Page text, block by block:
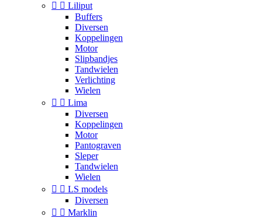
  Liliput
Buffers
Diversen
Koppelingen
Motor
Slipbandjes
Tandwielen
Verlichting
Wielen
  Lima
Diversen
Koppelingen
Motor
Pantograven
Sleper
Tandwielen
Wielen
  LS models
Diversen
  Marklin